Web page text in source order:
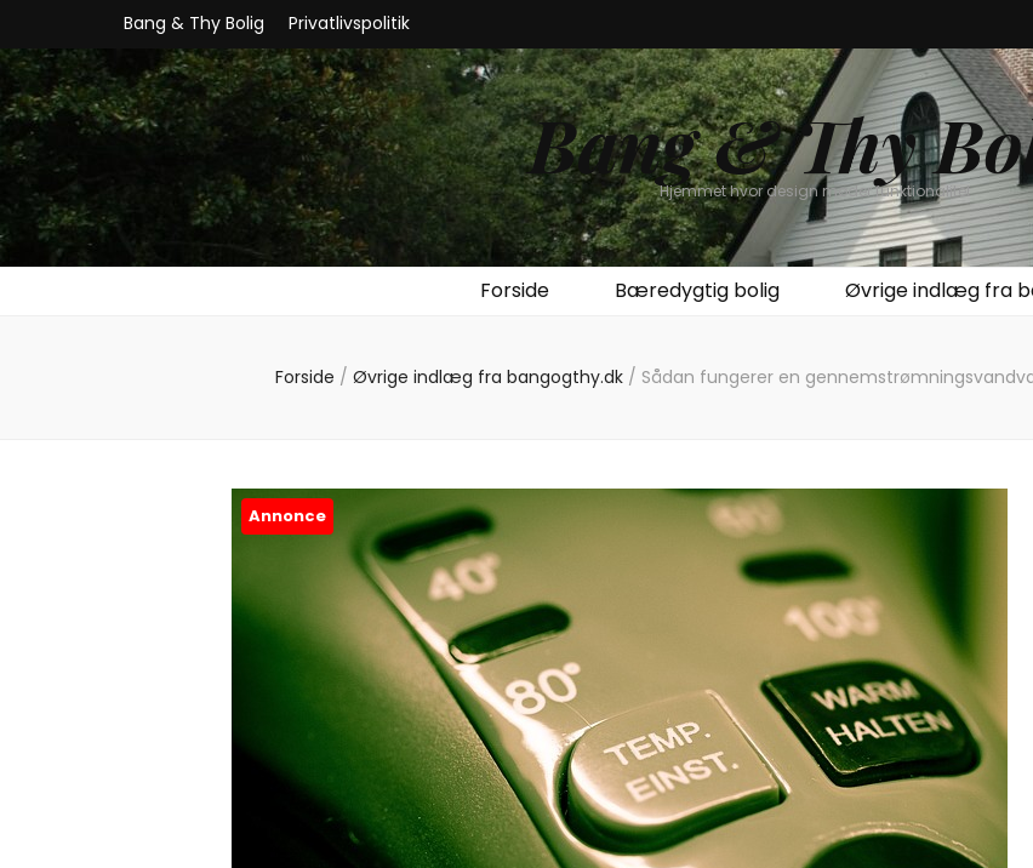
Bang & Thy Bolig Privatlivspolitik
Bang & Thy
Hjemmet hvor design møder funktionalitet
Forside Bæredygtig bolig Øvrige indlæg fra
Forside / Øvrige indlæg fra bangogthy.dk / Sådan fungerer en
Annonce